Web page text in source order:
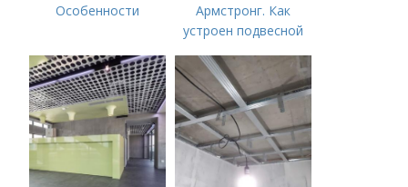
Особенности
Армстронг. Как
устроен подвесной